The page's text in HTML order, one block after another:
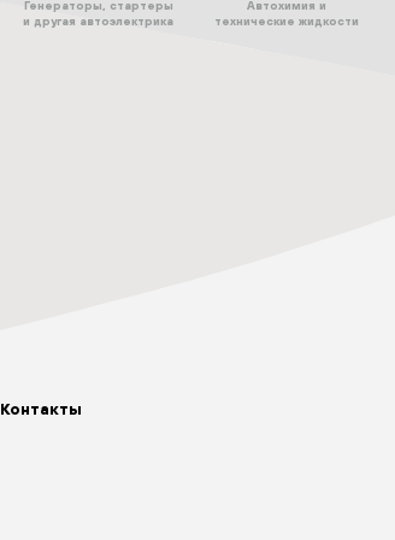
Генераторы, стартеры
и другая автоэлектрика
Автохимия и
технические жидкости
Контакты